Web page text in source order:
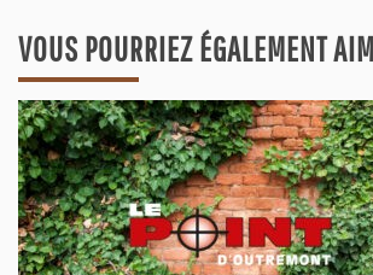
VOUS POURRIEZ ÉGALEMENT